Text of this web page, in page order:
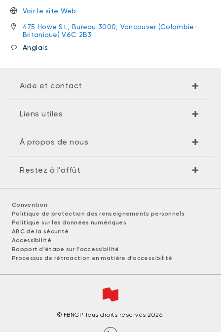
Voir le site Web
475 Howe St., Bureau 3000, Vancouver (Colombie-
Britanique) V6C 2B3
Anglais
Aide et contact
Liens utiles
À propos de nous
Restez à l'affût
Convention
Politique de protection des renseignements personnels
Politique sur les données numériques
ABC de la sécurité
Accessibilité
Rapport d'étape sur l'accessibilité
Processus de rétroaction en matière d'accessibilité
© FBNGP Tous droits réservés 2026.